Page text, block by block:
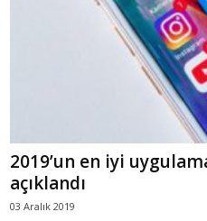
2019’un en iyi
açıklandı
03 Aralık 2019